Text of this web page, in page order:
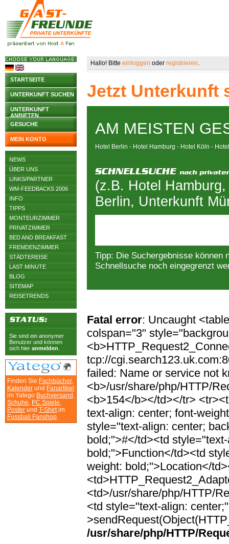
STARTSEITE
UNTERKUNFT SUCHEN
UNTERKUNFT
ANBIETEN
GESUCHE
MEIN KONTO
NEWS
ÜBER UNS
LINKS/PARTNER
WM-FEEDBACKS 2006
INFO
TIPPS
MONTEURZIMMER
PRIVATZIMMER
BED AND BREAKFAST
FREMDENZIMMER
STÄDTEREISE
LAST MINUTE
BLOG
SITEMAP
REISETRENDS
Sie sind ein anonymer
Benutzer und können
sich hier anmelden
Finden Sie Fachbücher,
Kalender und Fanartikel
im Yatego Buchversand .
Schuhe, PC Spiele,
Poster und T-Shirtim
Fussball Fanshop.
Hallo! Bitte einloggen oder registrieren.
Jetzt Unterkunft
AM MEISTEN
Hotel Berlin - Hotel Hamburg - Hotel Köln -
(z.B. Hotel
Berlin, Unterkunft
Tipp: Die Suchergebnisse können
Schnellsuche noch eingegrenzt
Fatal error: Uncaught
colspan="3"
tcp://
failed: Name or service not
<b>/usr/share/php/HTTP/
<b>154</b></td></tr>
text-align: center; font-
style="text-align: center;
bold;">#</td><td
bold;">Function</td><td
weight: bold;">Location</
<td>/usr/share/php/HTTP/
<td style="text-align:
/usr/share/php/HTTP/